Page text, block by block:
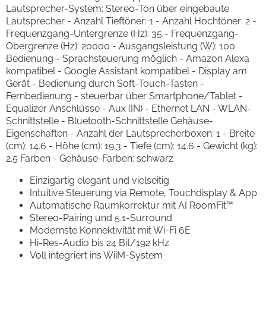
Lautsprecher-System: Stereo-Ton über eingebaute
Lautsprecher - Anzahl Tieftöner: 1 - Anzahl Hochtöner: 2 -
Frequenzgang-Untergrenze (Hz): 35 - Frequenzgang-
Obergrenze (Hz): 20000 - Ausgangsleistung (W): 100
Bedienung - Sprachsteuerung möglich - Amazon Alexa
kompatibel - Google Assistant kompatibel - Display am
Gerät - Bedienung durch Soft-Touch-Tasten -
Fernbedienung - steuerbar über Smartphone/Tablet -
Equalizer Anschlüsse - Aux (IN) - Ethernet LAN - WLAN-
Schnittstelle - Bluetooth-Schnittstelle Gehäuse-
Eigenschaften - Anzahl der Lautsprecherboxen: 1 - Breite
(cm): 14.6 - Höhe (cm): 19.3 - Tiefe (cm): 14.6 - Gewicht (kg):
2.5 Farben - Gehäuse-Farben: schwarz
Einzigartig elegant und vielseitig
Intuitive Steuerung via Remote, Touchdisplay & App
Automatische Raumkorrektur mit AI RoomFit™
Stereo-Pairing und 5.1-Surround
Modernste Konnektivität mit Wi-Fi 6E
Hi-Res-Audio bis 24 Bit/192 kHz
Voll integriert ins WiiM-System